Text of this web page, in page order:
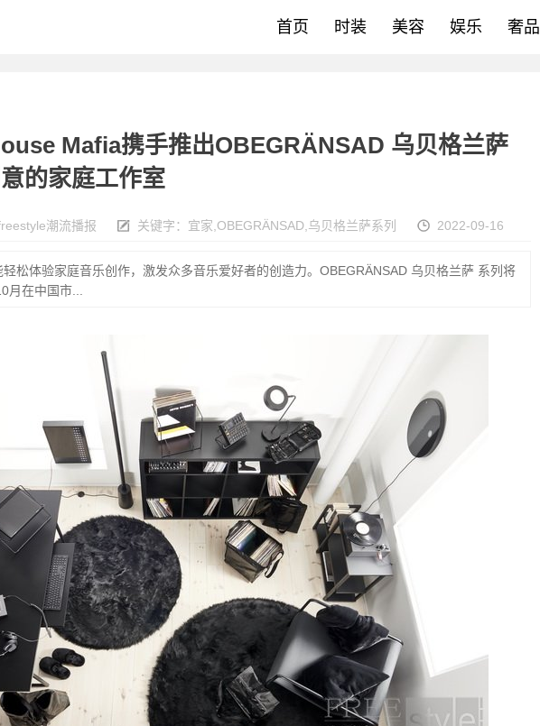
首页 时装 美容 娱乐 奢品
Mafia携手推出OBEGRÄNSAD 乌贝格兰萨
的家庭工作室
潮流播报 关键字： 宜家 OBEGRÄNSAD 乌贝格兰萨系列 2022-09-16
松体验家庭音乐创作，激发众多音乐爱好者的创造力。OBEGRÄNSAD 乌贝格兰萨 系列将
月在中国市...